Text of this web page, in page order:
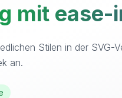
mit
Stilen in der SVG-
an.